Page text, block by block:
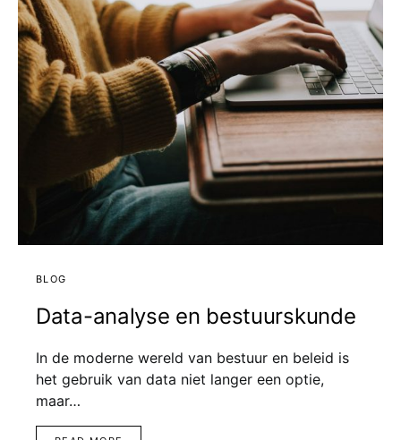
BLOG
Data-analyse en bestuurskunde
In de moderne wereld van bestuur en beleid is
het gebruik van data niet langer een optie,
maar…